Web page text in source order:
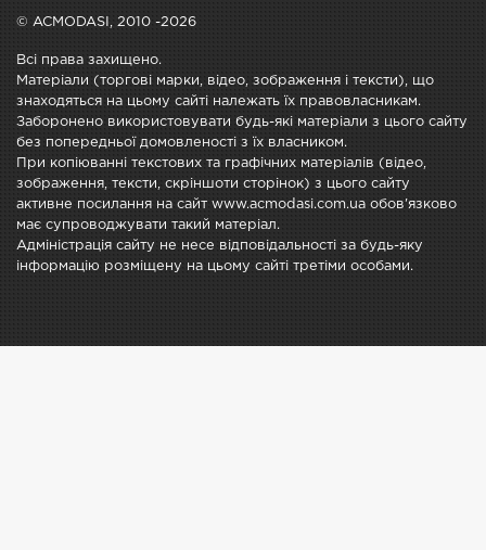
© ACMODASI, 2010 -2026
Всі права захищено.
Матеріали (торгові марки, відео, зображення і тексти), що
знаходяться на цьому сайті належать їх правовласникам.
Заборонено використовувати будь-які матеріали з цього сайту
без попередньої домовленості з їх власником.
При копіюванні текстових та графічних матеріалів (відео,
зображення, тексти, скріншоти сторінок) з цього сайту
активне посилання на сайт www.acmodasi.com.ua обов'язково
має супроводжувати такий матеріал.
Адміністрація сайту не несе відповідальності за будь-яку
інформацію розміщену на цьому сайті третіми особами.